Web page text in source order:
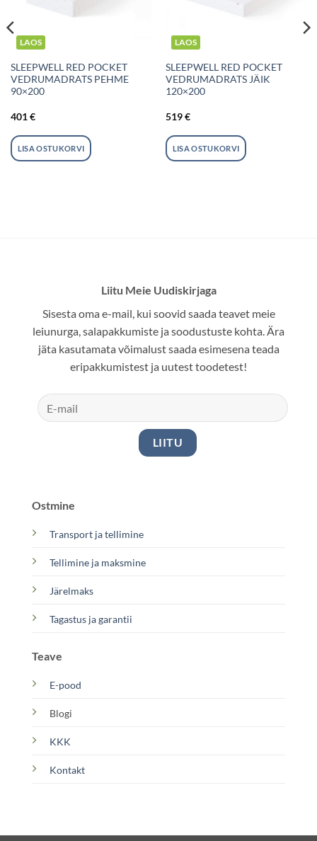
LAOS
SLEEPWELL RED POCKET
VEDRUMADRATS PEHME
90×200
401€
LISA OSTUKORVI
LAOS
SLEEPWELL RED POCKET
VEDRUMADRATS JÄIK
120×200
519€
LISA OSTUKORVI
Ostmine
Transport ja tellimine
Tellimine ja maksmine
Järelmaks
Tagastus ja garantii
Teave
E-pood
Blogi
KKK
Kontakt
Liitu Meie Uudiskirjaga
Sisesta oma e-mail, kui soovid saada teavet meie
leiunurga, salapakkumiste ja soodustuste kohta. Ära
jäta kasutamata võimalust saada esimesena teada
eripakkumistest ja uutest toodetest!